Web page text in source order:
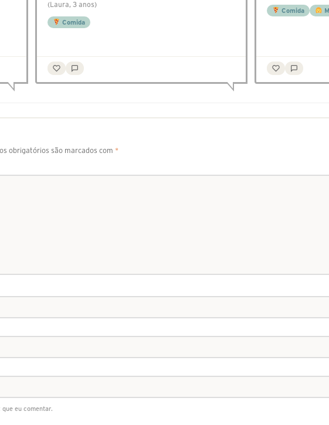
(Laura, 3 anos)
Comida
Comida
obrigatórios são marcados com *
eu comentar.